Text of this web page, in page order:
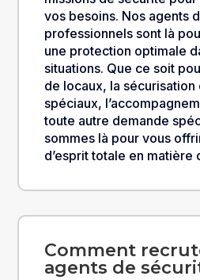
vos besoins. Nos agents
professionnels sont là
une protection optimale
situations. Que ce soit
de locaux, la sécurisation
spéciaux,
toute autre demande
sommes là pour vous
d’esprit totale en matière
Comment
agents de